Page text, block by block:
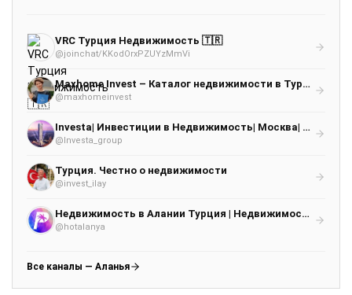
VRC Турция Недвижимость 🇹🇷
@joinchat/KKodOrxPZUYzMmVi
Maxhome Invest – Каталог недвижимости в Турции. Только проверенные объекты
@maxhomeinvest
Investa| Инвестиции в Недвижимость| Москва| Дубай! Бали! Кипр! Турция!
@Investa_group
Турция. Честно о недвижимости
@invest_ilay
Недвижимость в Алании Турция | Недвижимость в Турции Paradise Alanya
@hotalanya
Все каналы — Аланья